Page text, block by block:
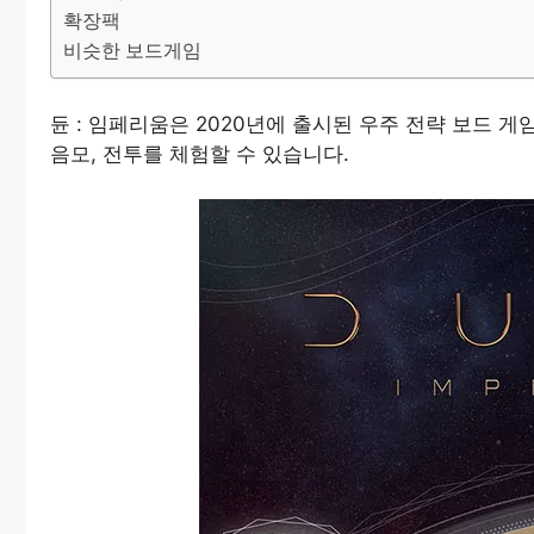
확장팩
비슷한 보드게임
듄 : 임페리움은 2020년에 출시된 우주 전략 보드 게
음모, 전투를 체험할 수 있습니다.